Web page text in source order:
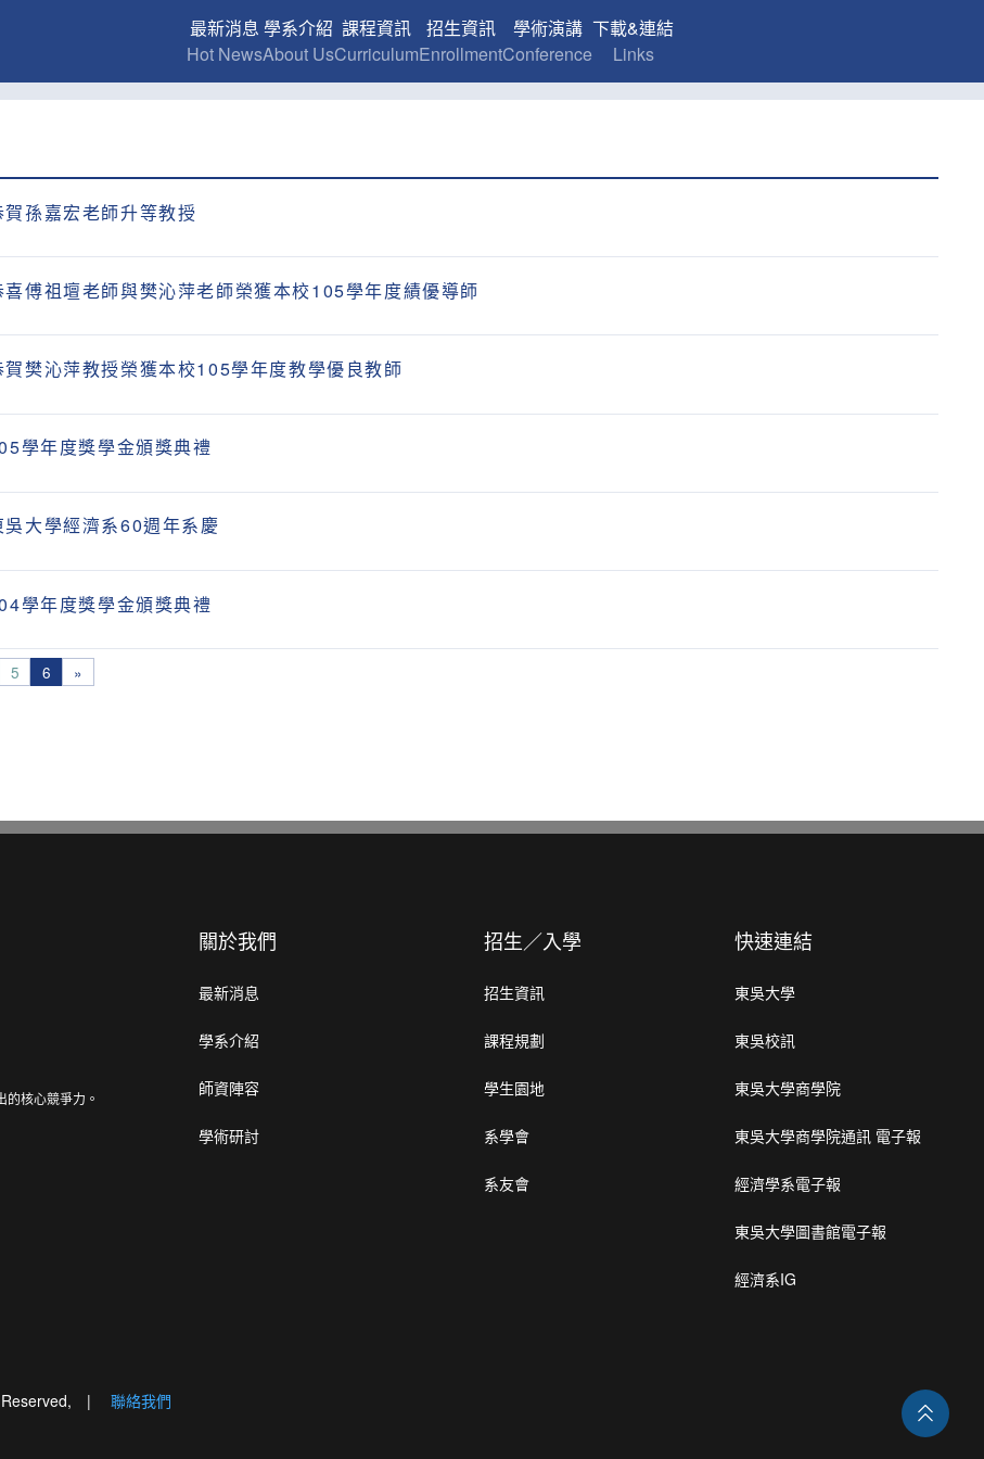
最新消息
Hot News
學系介紹
About Us
課程資訊
Curriculum
招生資訊
Enrollment
學術演講
Conference
下載&連結
Links
賀孫嘉宏老師升等教授
喜傅祖壇老師與樊沁萍老師榮獲本校105學年度績優導師
賀樊沁萍教授榮獲本校105學年度教學優良教師
學年度獎學金頒獎典禮
吳大學經濟系60週年系慶
學年度獎學金頒獎典禮
5 6 »
的核心競爭力。
關於我們
最新消息
學系介紹
師資陣容
學術研討
招生／入學
招生資訊
課程規劃
學生園地
系學會
系友會
快速連結
東吳大學
東吳校訊
東吳大學商學院
東吳大學商學院通訊 電子報
經濟學系電子報
東吳大學圖書館電子報
經濟系IG
Reserved, | 聯絡我們